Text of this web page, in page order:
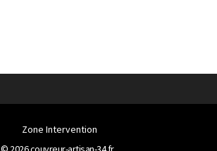
Zone Intervention